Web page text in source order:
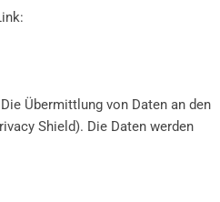
Übermittlung von Daten an den
Shield). Die Daten werden